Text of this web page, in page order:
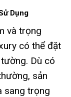
Dụng
và trọng
có thể đặt
Dù có
sản
sang trọng